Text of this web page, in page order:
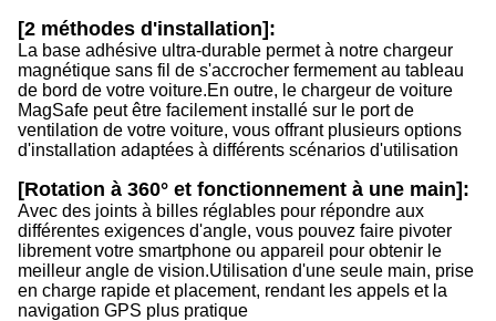
[2 méthodes d'installation]:
La base adhésive ultra-durable permet à notre chargeur
magnétique sans fil de s'accrocher fermement au tableau
de bord de votre voiture.En outre, le chargeur de voiture
MagSafe peut être facilement installé sur le port de
ventilation de votre voiture, vous offrant plusieurs options
d'installation adaptées à différents scénarios d'utilisation
[Rotation à 360° et fonctionnement à une main]:
Avec des joints à billes réglables pour répondre aux
différentes exigences d'angle, vous pouvez faire pivoter
librement votre smartphone ou appareil pour obtenir le
meilleur angle de vision.Utilisation d'une seule main, prise
en charge rapide et placement, rendant les appels et la
navigation GPS plus pratique